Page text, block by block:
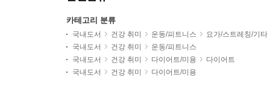
카테고리 분류
국내도서 건강 취미 운동/피트니스
요가/스트레칭/기타
국내도서
건강 취미
운동/피트니스
국내도서
건강 취미 다이어트/미용
다이어트
국내도서
건강 취미 다이어트/미용